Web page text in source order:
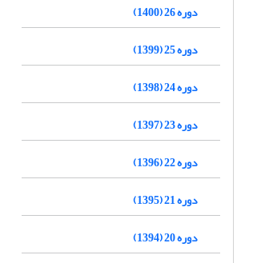
دوره 26 (1400)
دوره 25 (1399)
دوره 24 (1398)
دوره 23 (1397)
دوره 22 (1396)
دوره 21 (1395)
دوره 20 (1394)